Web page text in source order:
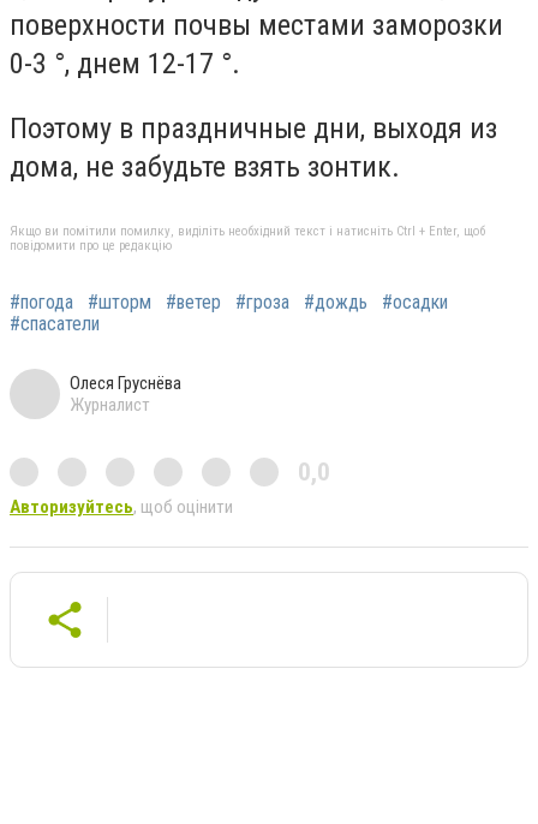
поверхности почвы местами заморозки
0-3 °, днем ​​12-17 °.
Поэтому в праздничные дни, выходя из
дома, не забудьте взять зонтик.
Якщо ви помітили помилку, виділіть необхідний текст і натисніть Ctrl + Enter, щоб
повідомити про це редакцію
#погода #шторм #ветер #гроза #дождь
#осадки
#спасатели
Олеся Груснёва
Журналист
0,0
Авторизуйтесь, щоб оцінити